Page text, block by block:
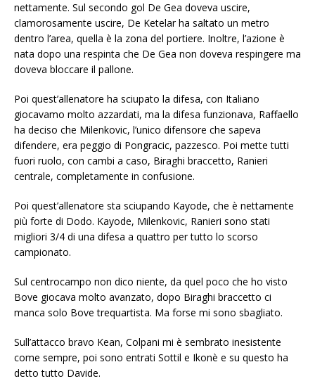
nettamente. Sul secondo gol De Gea doveva uscire,
clamorosamente uscire, De Ketelar ha saltato un metro
dentro l’area, quella è la zona del portiere. Inoltre, l’azione è
nata dopo una respinta che De Gea non doveva respingere ma
doveva bloccare il pallone.
Poi quest’allenatore ha sciupato la difesa, con Italiano
giocavamo molto azzardati, ma la difesa funzionava, Raffaello
ha deciso che Milenkovic, l’unico difensore che sapeva
difendere, era peggio di Pongracic, pazzesco. Poi mette tutti
fuori ruolo, con cambi a caso, Biraghi braccetto, Ranieri
centrale, completamente in confusione.
Poi quest’allenatore sta sciupando Kayode, che è nettamente
più forte di Dodo. Kayode, Milenkovic, Ranieri sono stati
migliori 3/4 di una difesa a quattro per tutto lo scorso
campionato.
Sul centrocampo non dico niente, da quel poco che ho visto
Bove giocava molto avanzato, dopo Biraghi braccetto ci
manca solo Bove trequartista. Ma forse mi sono sbagliato.
Sull’attacco bravo Kean, Colpani mi è sembrato inesistente
come sempre, poi sono entrati Sottil e Ikonè e su questo ha
detto tutto Davide.